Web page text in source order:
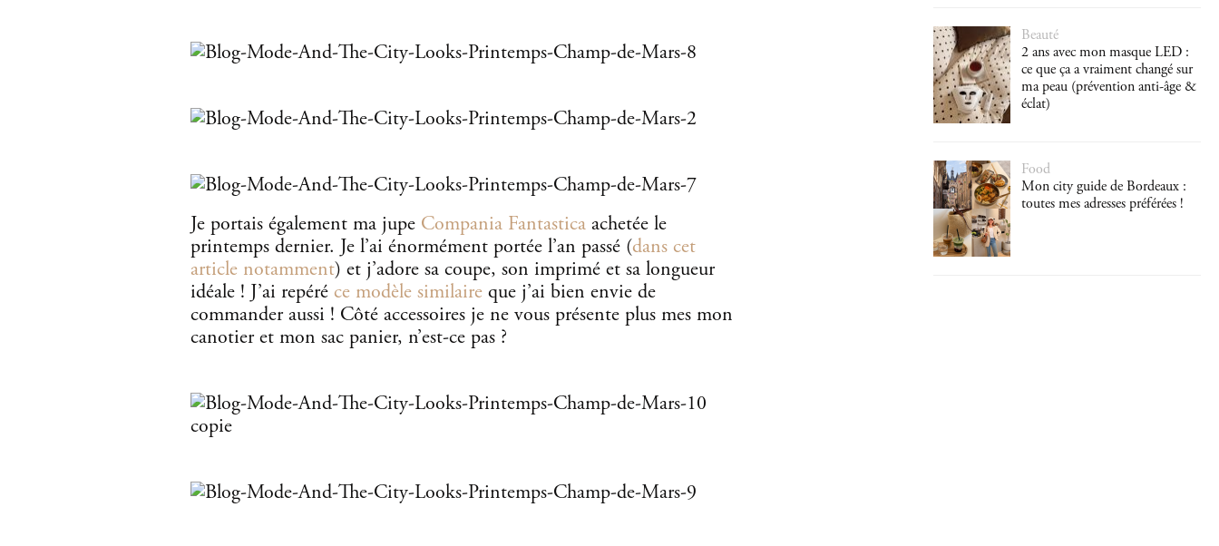
Je portais également ma jupe Compania Fantasticaachetée le
printemps dernier. Je l’ai énormément portée l’an passé (dans cet
article notamment) et j’adore sa coupe, son imprimé et sa longueur
idéale ! J’ai repéré ce modèle similaireque j’ai bien envie de
commander aussi ! Côté accessoires je ne vous présente plus mes mon
canotier et mon sac panier, n’est-ce pas ?
Beauté
2 ans avec mon masque LED :
ce que ça a vraiment changé sur
ma peau (prévention anti-âge &
éclat)
Food
Mon city guide de Bordeaux :
toutes mes adresses préférées !